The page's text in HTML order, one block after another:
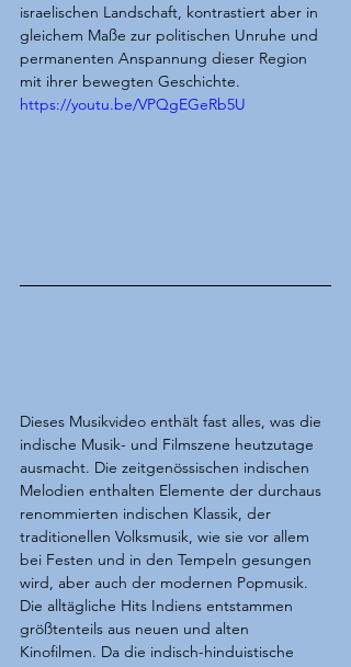
israelischen Landschaft, kontrastiert aber in
gleichem Maße zur politischen Unruhe und
permanenten Anspannung dieser Region
mit ihrer bewegten Geschichte.
https://youtu.be/VPQgEGeRb5U
Dieses Musikvideo enthält fast alles, was die
indische Musik- und Filmszene heutzutage
ausmacht. Die zeitgenössischen indischen
Melodien enthalten Elemente der durchaus
renommierten indischen Klassik, der
traditionellen Volksmusik, wie sie vor allem
bei Festen und in den Tempeln gesungen
wird, aber auch der modernen Popmusik.
Die alltägliche Hits Indiens entstammen
größtenteils aus neuen und alten
Kinofilmen. Da die indisch-hinduistische